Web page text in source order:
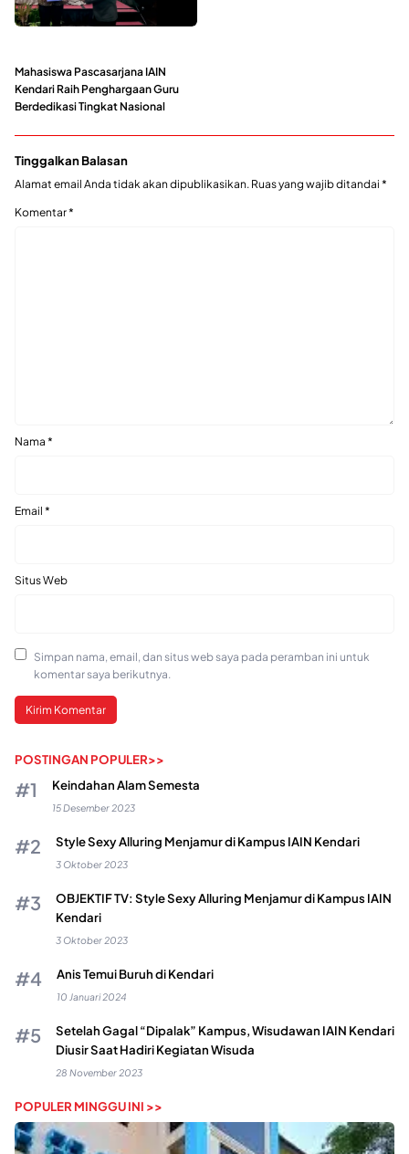
Mahasiswa Pascasarjana IAIN
Kendari Raih Penghargaan Guru
Berdedikasi Tingkat Nasional
Tinggalkan Balasan
Alamat email Anda tidak akan dipublikasikan. Ruas yang wajib ditandai *
Komentar*
Nama *
Email *
Situs Web
Simpan nama, email, dan situs web saya pada peramban ini untuk
komentar saya berikutnya.
POSTINGAN POPULER>>
Keindahan Alam Semesta
15 Desember 2023
Style Sexy Alluring Menjamur di Kampus IAIN Kendari
3 Oktober 2023
OBJEKTIF TV: Style Sexy Alluring Menjamur di Kampus IAIN
Kendari
3 Oktober 2023
Anis Temui Buruh di Kendari
10 Januari 2024
Setelah Gagal “Dipalak” Kampus, Wisudawan IAIN Kendari
Diusir Saat Hadiri Kegiatan Wisuda
28 November 2023
POPULER MINGGU INI >>